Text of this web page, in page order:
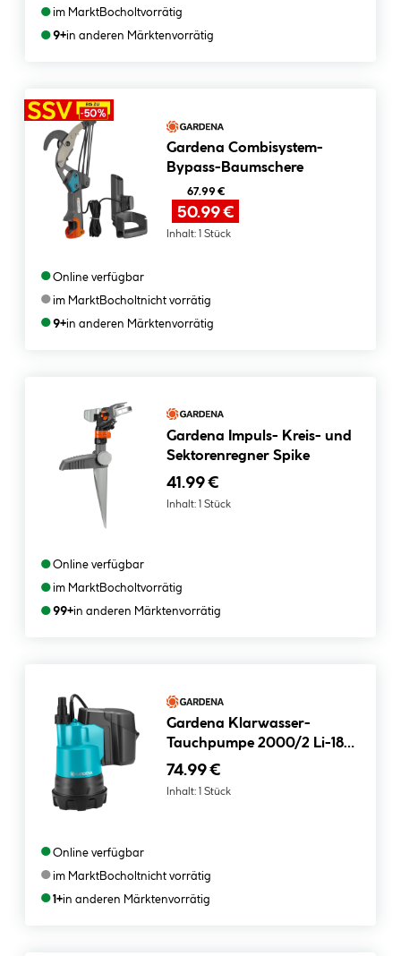
●im MarktBocholtvorrätig
●9+in anderen Märktenvorrätig
Gardena Combisystem-
Bypass-Baumschere
67.99 €
50.99 €
Inhalt: 1 Stück
●Online verfügbar
●im MarktBocholtnicht vorrätig
●9+in anderen Märktenvorrätig
Gardena Impuls- Kreis- und
Sektorenregner Spike
41.99 €
Inhalt: 1 Stück
●Online verfügbar
●im MarktBocholtvorrätig
●99+in anderen Märktenvorrätig
Gardena Klarwasser-
Tauchpumpe 2000/2 Li-18
ohne Akku
74.99 €
Inhalt: 1 Stück
●Online verfügbar
●im MarktBocholtnicht vorrätig
●1+in anderen Märktenvorrätig